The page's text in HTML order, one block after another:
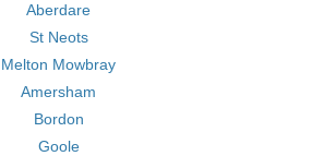
Aberdare
St Neots
Melton Mowbray
Amersham
Bordon
Goole